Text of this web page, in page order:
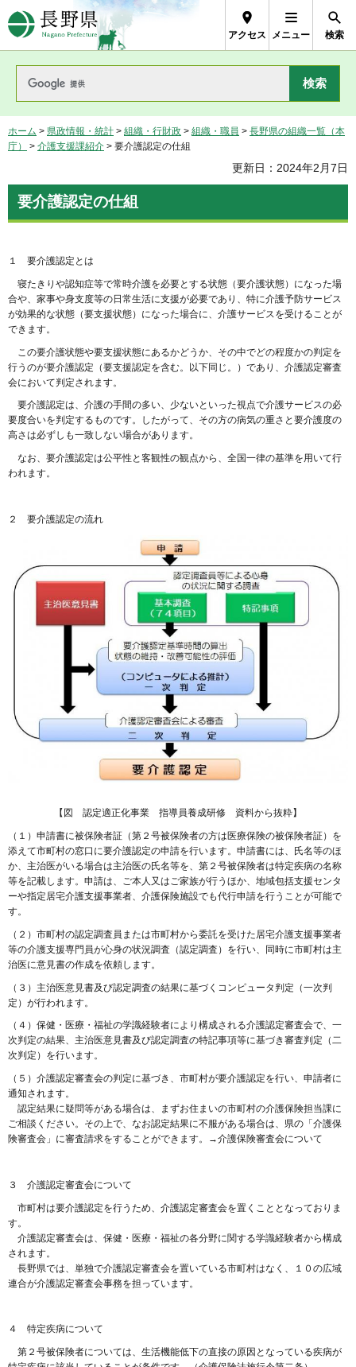
長野県Nagano Prefecture
アクセス メニュー 検索
ホーム > 県政情報・統計 > 組織・行財政 > 組織・職員 > 長野県の組織一覧（本
庁）
> 介護支援課紹介 > 要介護認定の仕組
更新日：2024年2月7日
要介護認定の仕組
１ 要介護認定とは
寝たきりや認知症等で常時介護を必要とする状態（要介護状態）になった場
合や、家事や身支度等の日常生活に支援が必要であり、特に介護予防サービス
が効果的な状態（要支援状態）になった場合に、介護サービスを受けることが
できます。
この要介護状態や要支援状態にあるかどうか、その中でどの程度かの判定を
行うのが要介護認定（要支援認定を含む。以下同じ。）であり、介護認定審査
会において判定されます。
要介護認定は、介護の手間の多い、少ないといった視点で介護サービスの必
要度合いを判定するものです。したがって、その方の病気の重さと要介護度の
高さは必ずしも一致しない場合があります。
なお、要介護認定は公平性と客観性の観点から、全国一律の基準を用いて行
われます。
２ 要介護認定の流れ
【図 認定適正化事業 指導員養成研修 資料から抜粋】
（１）申請書に被保険者証（第２号被保険者の方は医療保険の被保険者証）を
添えて市町村の窓口に要介護認定の申請を行います。申請書には、氏名等のほ
か、主治医がいる場合は主治医の氏名等を、第２号被保険者は特定疾病の名称
等を記載します。申請は、ご本人又はご家族が行うほか、地域包括支援センタ
ーや指定居宅介護支援事業者、介護保険施設でも代行申請を行うことが可能で
す。
（２）市町村の認定調査員または市町村から委託を受けた居宅介護支援事業者
等の介護支援専門員が心身の状況調査（認定調査）を行い、同時に市町村は主
治医に意見書の作成を依頼します。
（３）主治医意見書及び認定調査の結果に基づくコンピュータ判定（一次判
定）が行われます。
（４）保健・医療・福祉の学識経験者により構成される介護認定審査会で、一
次判定の結果、主治医意見書及び認定調査の特記事項等に基づき審査判定（二
次判定）を行います。
（５）介護認定審査会の判定に基づき、市町村が要介護認定を行い、申請者に
通知されます。
認定結果に疑問等がある場合は、まずお住まいの市町村の介護保険担当課に
ご相談ください。その上で、なお認定結果に不服がある場合は、県の「介護保
険審査会」に審査請求をすることができます。→介護保険審査会について
３ 介護認定審査会について
市町村は要介護認定を行うため、介護認定審査会を置くこととなっておりま
す。
介護認定審査会は、保健・医療・福祉の各分野に関する学識経験者から構成
されます。
長野県では、単独で介護認定審査会を置いている市町村はなく、１０の広域
連合が介護認定審査会事務を担っています。
４ 特定疾病について
第２号被保険者については、生活機能低下の直接の原因となっている疾病が